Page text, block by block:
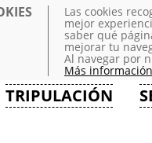
Las cookies
mejor
saber qué
mejorar tu
Al navegar por
Más información
TRIPULACIÓN